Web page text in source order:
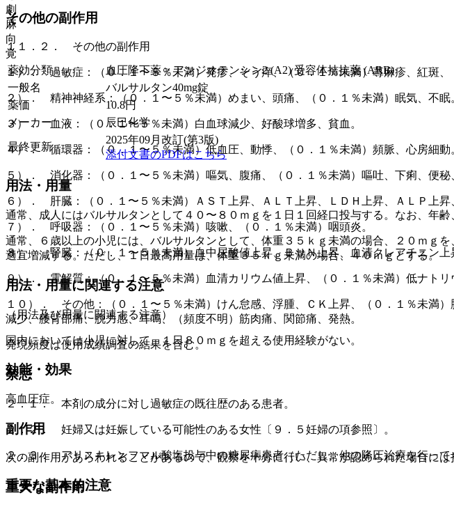
その他の副作用
１１．２． その他の副作用
１）． 過敏症：（０．１〜５％未満）発疹、そう痒、（０．１％未満）蕁麻疹、紅斑、
２）． 精神神経系：（０．１〜５％未満）めまい、頭痛、（０．１％未満）眠気、不眠
３）． 血液：（０．１〜５％未満）白血球減少、好酸球増多、貧血。
４）． 循環器：（０．１〜５％未満）低血圧、動悸、（０．１％未満）頻脈、心房細動
５）． 消化器：（０．１〜５％未満）嘔気、腹痛、（０．１％未満）嘔吐、下痢、便秘
６）． 肝臓：（０．１〜５％未満）ＡＳＴ上昇、ＡＬＴ上昇、ＬＤＨ上昇、ＡＬＰ上昇
７）． 呼吸器：（０．１〜５％未満）咳嗽、（０．１％未満）咽頭炎。
８）． 腎臓：（０．１〜５％未満）血中尿酸値上昇、ＢＵＮ上昇、血清クレアチニン上
９）． 電解質：（０．１〜５％未満）血清カリウム値上昇、（０．１％未満）低ナトリ
１０）． その他：（０．１〜５％未満）けん怠感、浮腫、ＣＫ上昇、（０．１％未満
減少、腰背部痛、脱力感、耳鳴、（頻度不明）筋肉痛、関節痛、発熱。
発現頻度は使用成績調査の結果を含む。
禁忌
２．１． 本剤の成分に対し過敏症の既往歴のある患者。
２．２． 妊婦又は妊娠している可能性のある女性〔９．５妊婦の項参照〕。
２．３． アリスキレンフマル酸塩投与中の糖尿病患者（ただし、他の降圧治療を行っ
重要な基本的注意
劇
麻
向
覚
薬効分類
血圧降下薬 > アンジオテンシン2 (A2) 受容体拮抗薬 (ARB)
一般名
バルサルタン40mg錠
薬価
10.8円
メーカー
辰巳化学
最終更新
2025年09月改訂(第3版)
添付文書のPDFはこちら
用法・用量
通常、成人にはバルサルタンとして４０〜８０ｍｇを１日１回経口投与する。なお、年
通常、６歳以上の小児には、バルサルタンとして、体重３５ｋｇ未満の場合、２０ｍｇ
適宜増減する。ただし、１日最高用量は、体重３５ｋｇ未満の場合、４０ｍｇとする。
用法・用量に関連する注意
（用法及び用量に関連する注意）
国内においては小児に対して、１日８０ｍｇを超える使用経験がない。
効能・効果
高血圧症。
副作用
次の副作用があらわれることがあるので、観察を十分に行い、異常が認められた場合に
重大な副作用